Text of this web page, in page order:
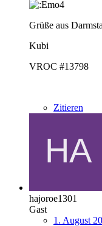
Grüße aus
Kubi
VROC #13798
Zitieren
hajoroe1301
Gast
1. August